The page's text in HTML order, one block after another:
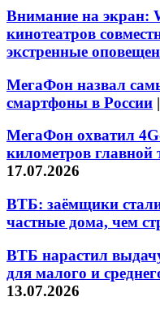
Внимание на экран:
кинотеатров
экстренные
МегаФон назвал
смартфоны в России |
МегаФон охватил
километров
17.07.2026
ВТБ: заёмщики
частные дома, чем
ВТБ нарастил
для малого и
13.07.2026